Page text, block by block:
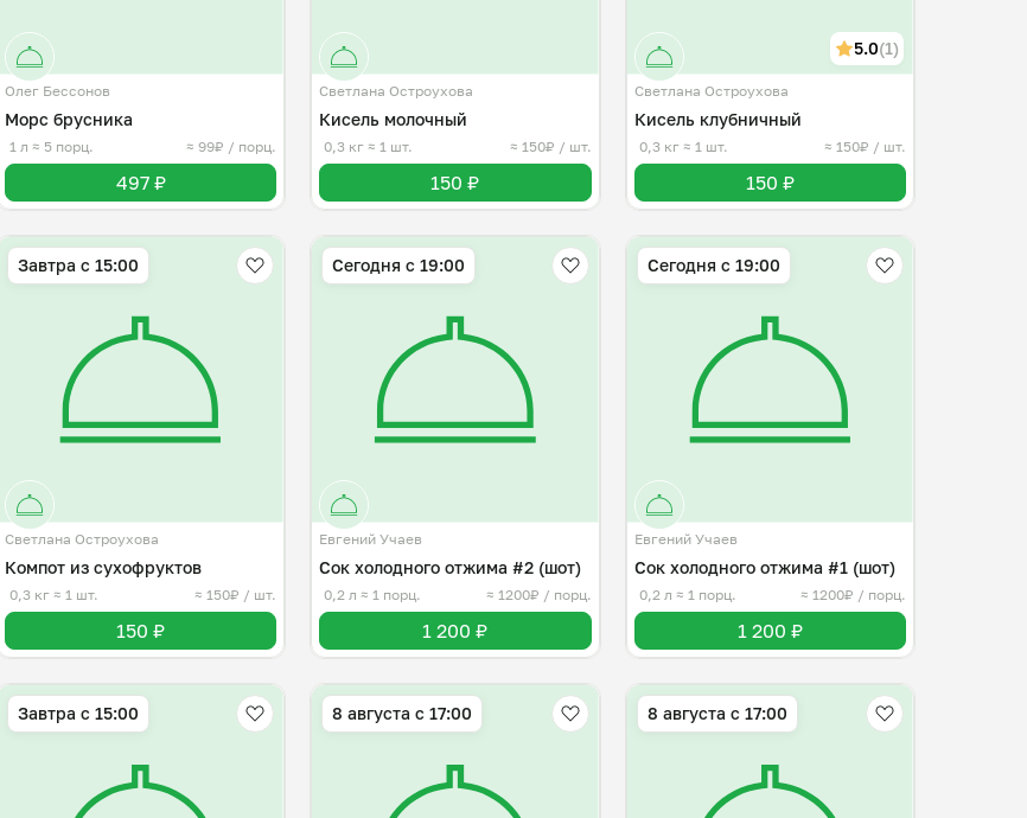
Олег Бессонов
Морс брусника
1 л ≈ 5 порц. ≈ 99₽ / порц.
497 ₽
Светлана Остроухова
Кисель молочный
0,3 кг≈ 1 шт. ≈ 150₽ / шт.
150 ₽
5.0(1)
Светлана Остроухова
Кисель клубничный
0,3 кг ≈ 1 шт. ≈ 150₽ / шт.
150 ₽
Завтра c 15:00
Светлана Остроухова
Компот из сухофруктов
0,3 кг ≈ 1 шт. ≈ 150₽ / шт.
150 ₽
Сегодня с 19:00
Евгений Учаев
Сок холодного отжима #2 (шот)
0,2 л≈ 1 порц. ≈ 1200₽ / порц.
1 200 ₽
Сегодня с 19:00
Евгений Учаев
Сок холодного отжима #1 (шот)
0,2 л ≈ 1 порц. ≈ 1200₽ / порц.
1 200 ₽
Завтра c 15:00 8 августа с 17:00 8 августа с 17:00